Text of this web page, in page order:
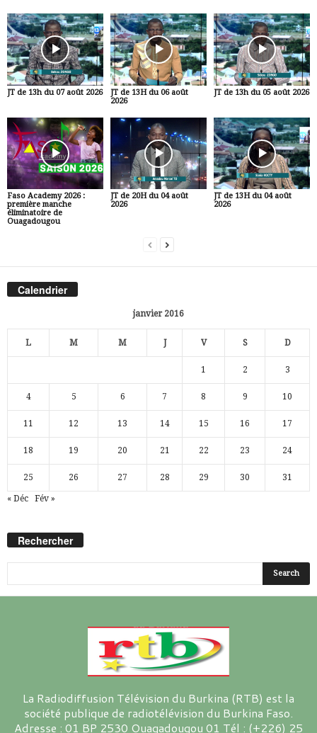
JT de 13h du 07 août 2026
JT de 13H du 06 août
2026
JT de 13h du 05 août 2026
Faso Academy 2026 :
première manche
éliminatoire de
Ouagadougou
JT de 20H du 04 août
2026
JT de 13H du 04 août
2026
Calendrier
janvier 2016
L M M J V S D
1 2 3
4 5 6 7 8 9 10
11 12 13 14 15 16 17
18 19 20 21 22 23 24
25 26 27 28 29 30 31
« Déc Fév »
Rechercher
La Radiodiffusion Télévision du Burkina (RTB) est la
société publique de radiotélévision du Burkina Faso.
Adresse : 01 BP 2530 Ouagadougou 01 Tél : (+226) 25